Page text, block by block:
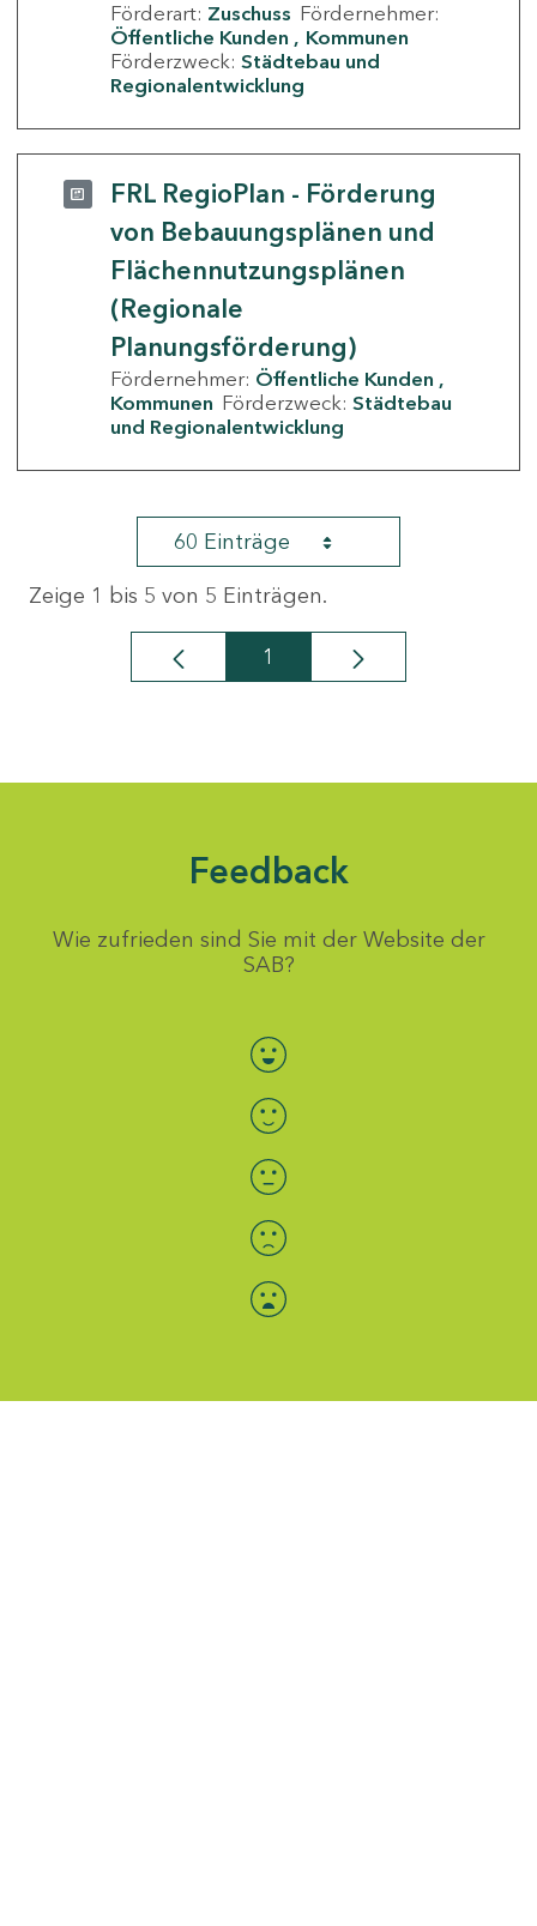
Förderart: Zuschuss Fördernehmer:
Öffentliche Kunden
Kommunen
Förderzweck: Städtebau und
Regionalentwicklung
FRL RegioPlan - Förderung
von Bebauungsplänen und
Flächennutzungsplänen
(Regionale
Planungsförderung)
Fördernehmer: Öffentliche Kunden
Kommunen Förderzweck: Städtebau
und Regionalentwicklung
60 Einträge
Zeige 1 bis 5 von 5 Einträgen.
Seite
1
Feedback
Wie zufrieden sind Sie mit der Website der
SAB?
Bewertung auswählen